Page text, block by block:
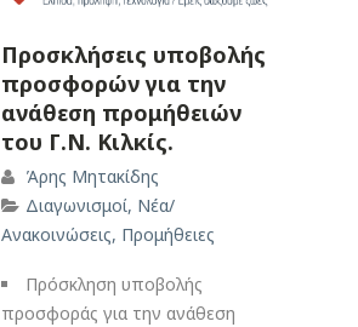
Προσκλήσεις υποβολής
προσφορών για την
ανάθεση προμήθειών
του Γ.Ν. Κιλκίς.
Άρης Μητακίδης
Διαγωνισμοί, Νέα/
Ανακοινώσεις, Προμήθειες
Πρόσκληση υποβολής
προσφοράς για την ανάθεση